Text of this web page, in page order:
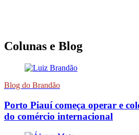
Colunas e Blog
Blog do Brandão
Porto Piauí começa operar e
do comércio internacional